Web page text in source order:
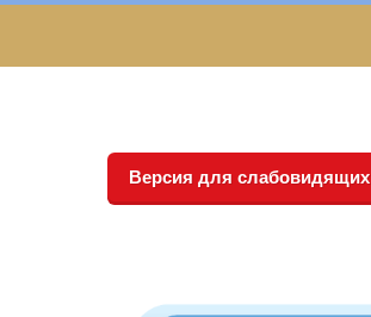
Версия для слабовидящих